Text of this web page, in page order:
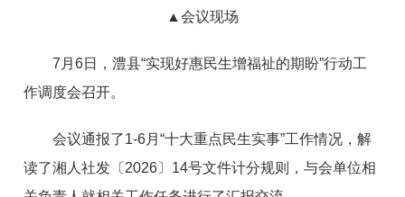
▲会议现场
7月6日，澧县“实现好惠民生增福祉的期盼”行动工
作调度会召开。
会议通报了1-6月“十大重点民生实事”工作情况，解
读了湘人社发〔2026〕14号文件计分规则，与会单位相